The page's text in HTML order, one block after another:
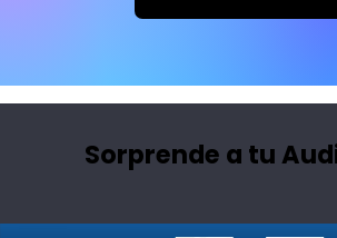
Sorprende a tu